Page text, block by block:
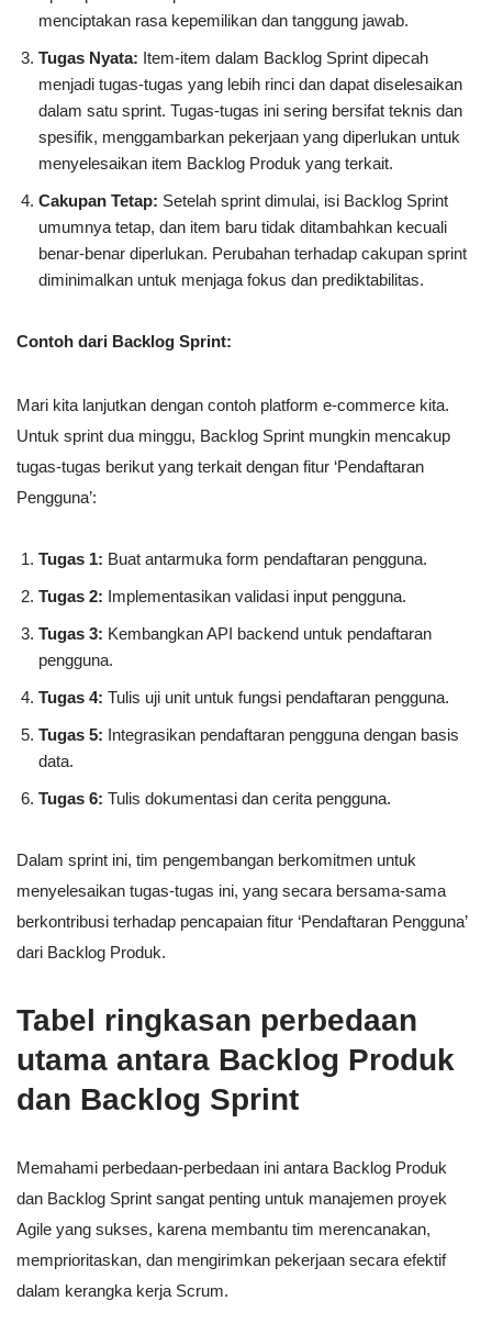
menciptakan rasa kepemilikan dan tanggung jawab.
Tugas Nyata: Item-item dalam Backlog Sprint dipecah
menjadi tugas-tugas yang lebih rinci dan dapat diselesaikan
dalam satu sprint. Tugas-tugas ini sering bersifat teknis dan
spesifik, menggambarkan pekerjaan yang diperlukan untuk
menyelesaikan item Backlog Produk yang terkait.
Cakupan Tetap: Setelah sprint dimulai, isi Backlog Sprint
umumnya tetap, dan item baru tidak ditambahkan kecuali
benar-benar diperlukan. Perubahan terhadap cakupan sprint
diminimalkan untuk menjaga fokus dan prediktabilitas.
Contoh dari Backlog Sprint:
Mari kita lanjutkan dengan contoh platform e-commerce kita.
Untuk sprint dua minggu, Backlog Sprint mungkin mencakup
tugas-tugas berikut yang terkait dengan fitur ‘Pendaftaran
Pengguna’:
Tugas 1: Buat antarmuka form pendaftaran pengguna.
Tugas 2: Implementasikan validasi input pengguna.
Tugas 3: Kembangkan API backend untuk pendaftaran
pengguna.
Tugas 4: Tulis uji unit untuk fungsi pendaftaran pengguna.
Tugas 5: Integrasikan pendaftaran pengguna dengan basis
data.
Tugas 6: Tulis dokumentasi dan cerita pengguna.
Dalam sprint ini, tim pengembangan berkomitmen untuk
menyelesaikan tugas-tugas ini, yang secara bersama-sama
berkontribusi terhadap pencapaian fitur ‘Pendaftaran Pengguna’
dari Backlog Produk.
Tabel ringkasan perbedaan
utama antara Backlog Produk
dan Backlog Sprint
Memahami perbedaan-perbedaan ini antara Backlog Produk
dan Backlog Sprint sangat penting untuk manajemen proyek
Agile yang sukses, karena membantu tim merencanakan,
memprioritaskan, dan mengirimkan pekerjaan secara efektif
dalam kerangka kerja Scrum.